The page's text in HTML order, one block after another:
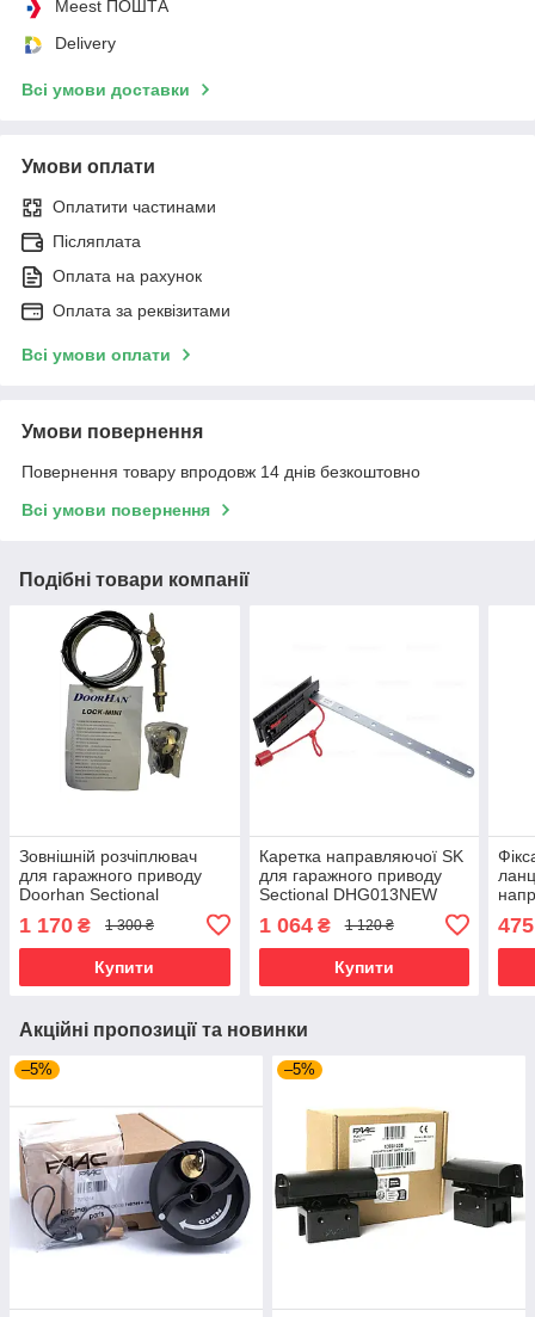
Meest ПОШТА
Delivery
Всі умови доставки
Умови оплати
Оплатити частинами
Післяплата
Оплата на рахунок
Оплата за реквізитами
Всі умови оплати
Умови повернення
Повернення товару впродовж 14 днів безкоштовно
Всі умови повернення
Подібні товари компанії
Зовнішній розчіплювач
для гаражного приводу
Doorhan Sectional
1 170 ₴ 1 300 ₴
Купити
Каретка направляючої SK
для гаражного приводу
Sectional DHG013NEW
1 064₴ 1 120 ₴
Купити
475
Акційні пропозиції та новинки
–5% –5%